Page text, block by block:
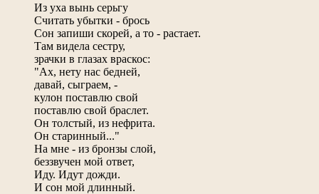
Из уха вынь серьгу
Считать убытки - брось
Сон запиши скорей, а то - растает.
Там видела сестру,
зрачки в глазах враскос:
"Ах, нету нас бедней,
давай, сыграем, -
кулон поставлю свой
поставлю свой браслет.
Он толстый, из нефрита.
Он старинный..."
На мне - из бронзы слой,
беззвучен мой ответ,
Иду. Идут дожди.
И сон мой длинный.